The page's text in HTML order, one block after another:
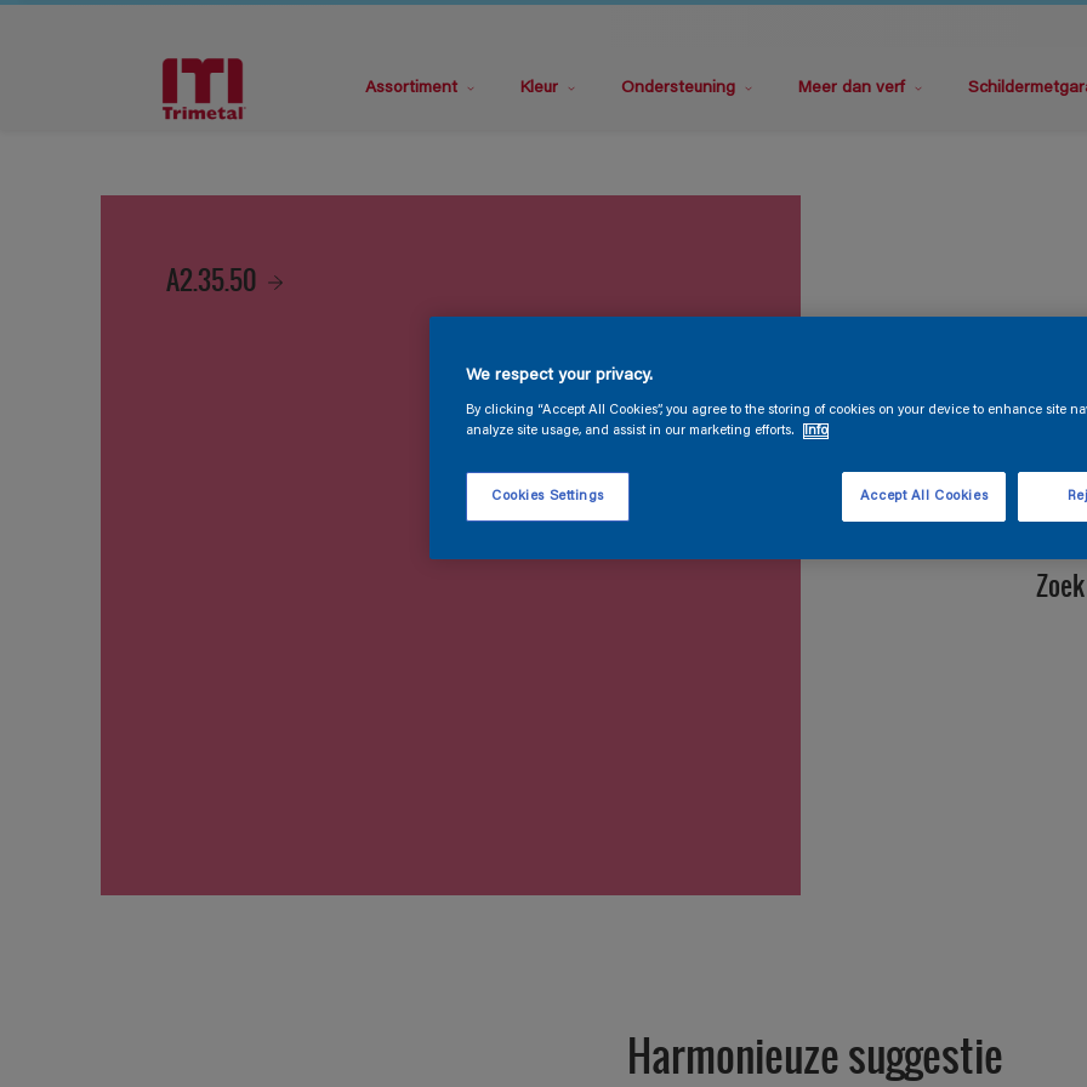
Assortiment Kleur Ondersteuning Meer dan verf
A2.35.50
Harmonieuze suggestie
We respect your privacy.
By clicking “Accept All Cookies”, you agree to the storing of cookies on your device to enhance site
analyze site usage, and assist in our marketing efforts.
Info
Cookies Settings Accept All Cookies